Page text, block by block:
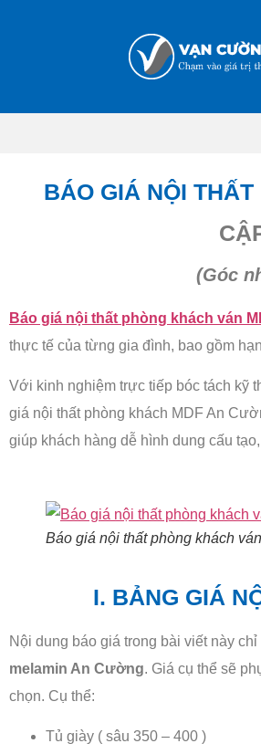
BÁO GIÁ NỘI
(Góc
Báo giá nội thất phòng khách ván
thực tế của từng gia đình, bao gồm
Với kinh nghiệm trực tiếp bóc tách kỹ
giá nội thất phòng khách MDF An
giúp khách hàng dễ hình dung cấu
Báo giá nội thất phòng khách
I. BẢNG GIÁ
Nội dung báo giá trong bài viết này
melamin An Cường. Giá cụ thể sẽ
chọn. Cụ thể:
Tủ giày ( sâu 350 – 400 )